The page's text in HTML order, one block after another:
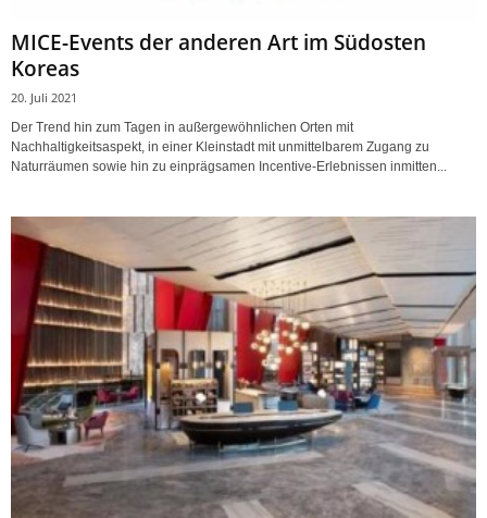
MICE-Events der anderen Art im Südosten
Koreas
20. Juli 2021
Der Trend hin zum Tagen in außergewöhnlichen Orten mit
Nachhaltigkeitsaspekt, in einer Kleinstadt mit unmittelbarem Zugang zu
Naturräumen sowie hin zu einprägsamen Incentive-Erlebnissen inmitten...